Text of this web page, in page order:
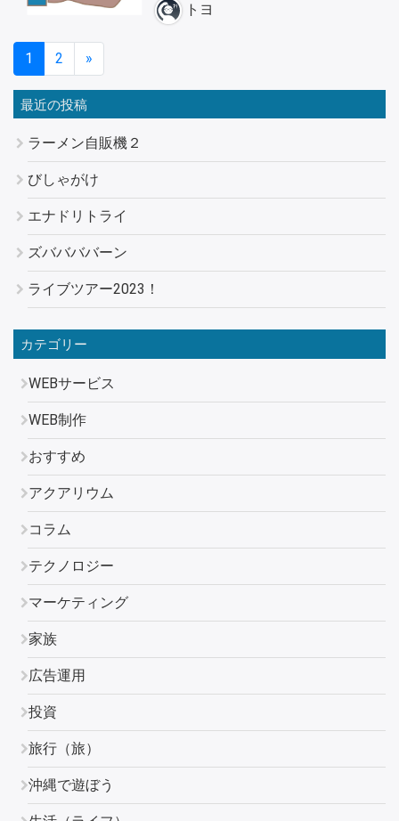
トヨ
1 2 »
最近の投稿
ラーメン自販機２
びしゃがけ
エナドリトライ
ズババババーン
ライブツアー2023！
カテゴリー
WEBサービス
WEB制作
おすすめ
アクアリウム
コラム
テクノロジー
マーケティング
家族
広告運用
投資
旅行（旅）
沖縄で遊ぼう